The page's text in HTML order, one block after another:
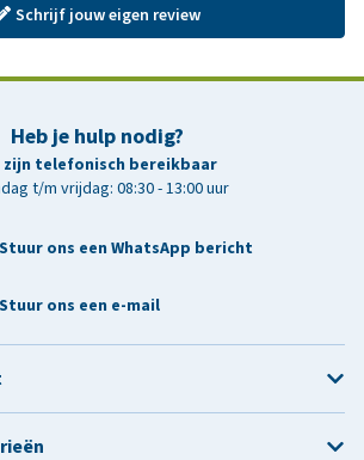
Schrijf jouw eigen review
Heb je hulp nodig?
zijn telefonisch bereikbaar
t/m vrijdag: 08:30 - 13:00 uur
Stuur ons een WhatsApp bericht
Stuur ons een e-mail